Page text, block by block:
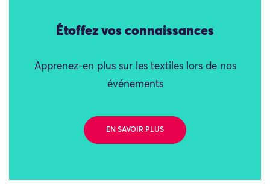
Étoffez vos connaissances
Apprenez-en plus sur les textiles lors de nos
événements
EN SAVOIR PLUS